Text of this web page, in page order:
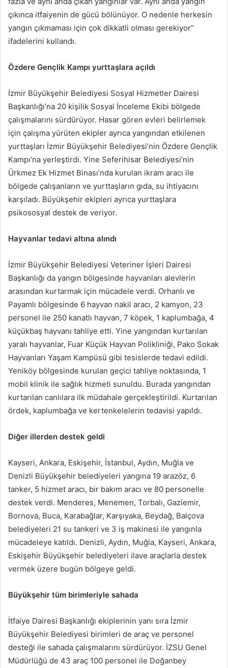
çıkınca itfaiyenin de gücü bölünüyor. O nedenle herkesin
yangın çıkmaması için çok dikkatli olması gerekiyor”
ifadelerini kullandı.
Özdere Gençlik Kampı yurttaşlara açıldı
İzmir Büyükşehir Belediyesi Sosyal Hizmetler Dairesi
Başkanlığı’na 20 kişilik Sosyal İnceleme Ekibi bölgede
çalışmalarını sürdürüyor. Hasar gören evleri belirlemek
için çalışma yürüten ekipler ayrıca yangından etkilenen
yurttaşları İzmir Büyükşehir Belediyesi’nin Özdere Gençlik
Kampı’na yerleştirdi. Yine Seferihisar Belediyesi’nin
Ürkmez Ek Hizmet Binası’nda kurulan ikram aracı ile
bölgede çalışanların ve yurttaşların gıda, su ihtiyacını
karşıladı. Büyükşehir ekipleri ayrıca yurttaşlara
psikososyal destek de veriyor.
Hayvanlar tedavi altına alındı
İzmir Büyükşehir Belediyesi Veteriner İşleri Dairesi
Başkanlığı da yangın bölgesinde hayvanları alevlerin
arasından kurtarmak için mücadele verdi. Orhanlı ve
Payamlı bölgesinde 6 hayvan nakil aracı, 2 kamyon, 23
personel ile 250 kanatlı hayvan, 7 köpek, 1 kaplumbağa, 4
küçükbaş hayvanı tahliye etti. Yine yangından kurtarılan
yaralı hayvanlar, Fuar Küçük Hayvan Polikliniği, Pako Sokak
Hayvanları Yaşam Kampüsü gibi tesislerde tedavi edildi.
Yeniköy bölgesinde kurulan geçici tahliye noktasında, 1
mobil klinik ile sağlık hizmeti sunuldu. Burada yangından
kurtarılan canlılara ilk müdahale gerçekleştirildi. Kurtarılan
ördek, kaplumbağa ve kertenkelelerin tedavisi yapıldı.
Diğer illerden destek geldi
Kayseri, Ankara, Eskişehir, İstanbul, Aydın, Muğla ve
Denizli Büyükşehir belediyeleri yangına 19 arazöz, 6
tanker, 5 hizmet aracı, bir bakım aracı ve 80 personelle
destek verdi. Menderes, Menemen, Torbalı, Gaziemir,
Bornova, Buca, Karabağlar, Karşıyaka, Beydağ, Balçova
belediyeleri 21 su tankeri ve 3 iş makinesi ile yangınla
mücadeleye katıldı. Denizli, Aydın, Muğla, Kayseri, Ankara,
Eskişehir Büyükşehir belediyeleri ilave araçlarla destek
vermek üzere bugün bölgeye geldi.
Büyükşehir tüm birimleriyle sahada
İtfaiye Dairesi Başkanlığı ekiplerinin yanı sıra İzmir
Büyükşehir Belediyesi birimleri de araç ve personel
desteği ile sahada çalışmalarını sürdürüyor. İZSU Genel
Müdürlüğü de 43 araç 100 personel ile Doğanbey